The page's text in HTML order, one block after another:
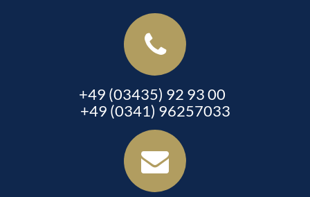
+49 (03435) 92 93 00
+49 (0341) 96257033